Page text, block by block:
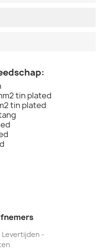
tin plated
tin plated
Levertijden -